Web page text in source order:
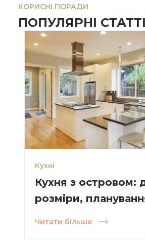
КОРИСНІ ПОРАДИ
ПОПУЛЯРНІ СТАТТІ
Кухні
Кухня з островом:
розміри,
Читати більше